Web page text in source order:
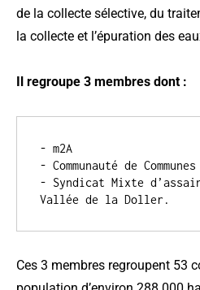
de la collecte sélective, du
la collecte et l’épuration des
Il regroupe 3 membres dont :
- m2A
- Communauté de
- Syndicat Mixte
Vallée de la Doller.
Ces 3 membres regroupent 53